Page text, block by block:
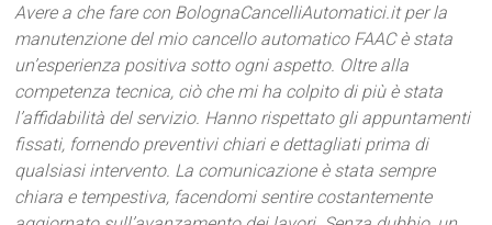
Avere a che fare con BolognaCancelliAutomatici.it per la
manutenzione del mio cancello automatico FAAC è stata
un’esperienza positiva sotto ogni aspetto. Oltre alla
competenza tecnica, ciò che mi ha colpito di più è stata
l’affidabilità del servizio. Hanno rispettato gli appuntamenti
fissati, fornendo preventivi chiari e dettagliati prima di
qualsiasi intervento. La comunicazione è stata sempre
chiara e tempestiva, facendomi sentire costantemente